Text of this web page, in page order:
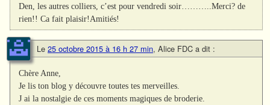
Den, les autres colliers, c’est pour vendredi soir………..Merci? de
rien!! Ca fait plaisir!Amitiés!
Le 25 octobre 2015 à 16 h 27 min, Alice FDC a dit :
Chère Anne,
Je lis ton blog y découvre toutes tes merveilles.
J ai la nostalgie de ces moments magiques de broderie.